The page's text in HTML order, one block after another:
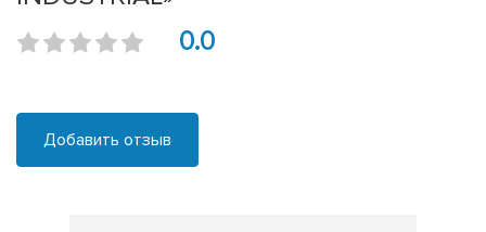
0.0
Добавить отзыв